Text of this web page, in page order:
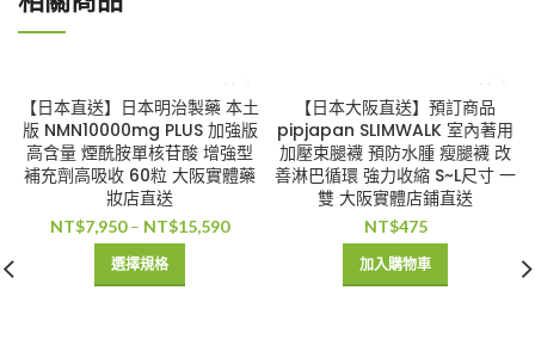
【日本直送】日本明治製藥 本土
版 NMN10000mg PLUS 加強版
高含量 煙酰胺單核苷酸 增強型
補充劑高吸收 60粒 大阪實體藥
妝店直送
NT$7,950 – NT$15,590
選擇規格
【日本大阪直送】預訂商品
pipjapan SLIMWALK 室內著用
加壓束腿襪 預防水腫 瘦腿襪 改
善淋巴循環 強力收縮 S~L尺寸 一
雙 大阪實體店鋪直送
NT$475
加入購物車